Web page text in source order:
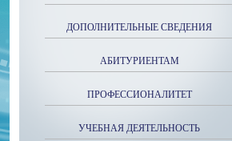
ДОПОЛНИТЕЛЬНЫЕ СВЕДЕНИЯ
АБИТУРИЕНТАМ
ПРОФЕССИОНАЛИТЕТ
УЧЕБНАЯ ДЕЯТЕЛЬНОСТЬ